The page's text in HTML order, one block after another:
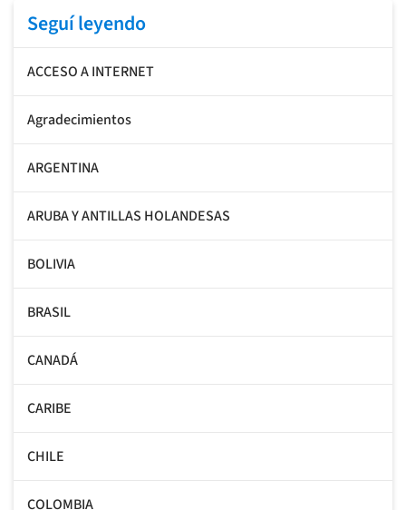
Seguí leyendo
ACCESO A INTERNET
Agradecimientos
ARGENTINA
ARUBA Y ANTILLAS HOLANDESAS
BOLIVIA
BRASIL
CANADÁ
CARIBE
CHILE
COLOMBIA